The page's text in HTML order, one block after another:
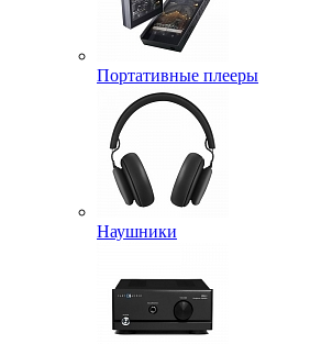
Портативные плееры
Наушники